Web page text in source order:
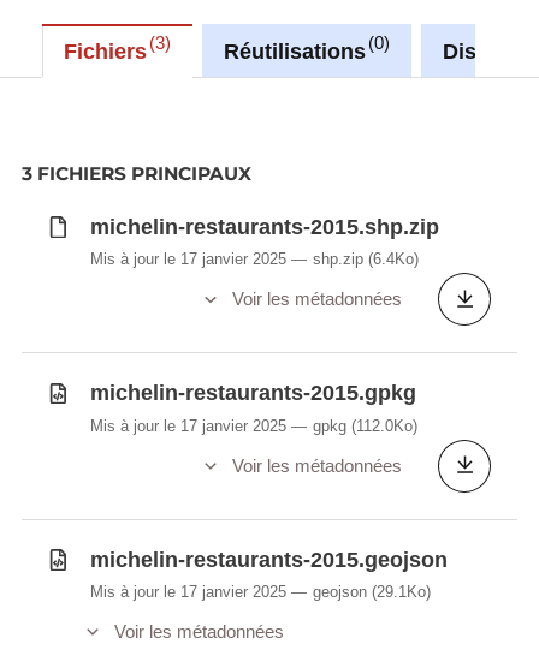
Fichiers 3 Réutilisations 0
3 FICHIERS PRINCIPAUX
michelin-restaurants-2015.shp.zip
Mis à jour le 17 janvier 2025 shp.zip (6.4Ko)
Voir les métadonnées
michelin-restaurants-2015.gpkg
Mis à jour le 17 janvier 2025 gpkg (112.0Ko)
Voir les métadonnées
michelin-restaurants-2015.geojson
Mis à jour le 17 janvier 2025 geojson (29.1Ko)
Voir les métadonnées